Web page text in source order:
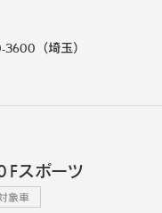
3600 （埼玉）
Fスポーツ
象車